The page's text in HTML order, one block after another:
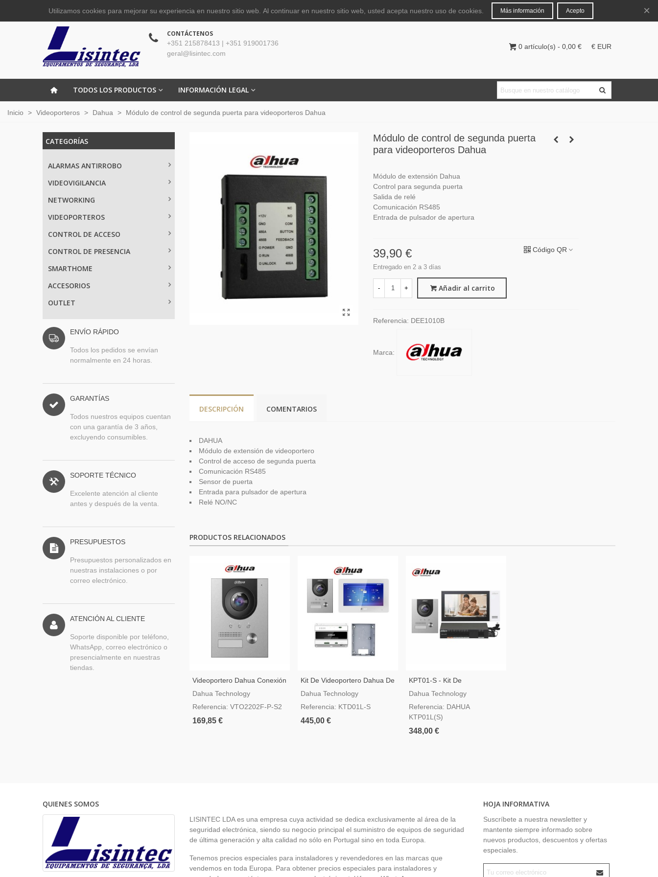
Español Iniciar sesión
CONTÁCTENOS
+351 215878413 | +351 919001736
geral@lisintec.com
0 artículo(s) - 0,00 € € EUR
TODOS LOS PRODUCTOS INFORMACIÓN LEGAL
Inicio > Videoporteros > Dahua > Módulo de control de segunda puerta para videoporteros Dahua
CATEGORÍAS
ALARMAS ANTIRROBO
VIDEOVIGILANCIA
NETWORKING
VIDEOPORTEROS
CONTROL DE ACCESO
CONTROL DE PRESENCIA
SMARTHOME
ACCESORIOS
OUTLET
ENVÍO RÁPIDO
Todos los pedidos se envían
normalmente en 24 horas.
GARANTÍAS
Todos nuestros equipos cuentan
con una garantía de 3 años,
excluyendo consumibles.
SOPORTE TÉCNICO
Excelente atención al cliente
antes y después de la venta.
PRESUPUESTOS
Presupuestos personalizados en
nuestras instalaciones o por
correo electrónico.
ATENCIÓN AL CLIENTE
Soporte disponible por teléfono,
WhatsApp, correo electrónico o
presencialmente en nuestras
tiendas.
Módulo de control de segunda puerta
para videoporteros Dahua
Módulo de extensión Dahua
Control para segunda puerta
Salida de relé
Comunicación RS485
Entrada de pulsador de apertura
39,90 €
Entregado en 2 a 3 días
Código QR
- + Añadir al carrito
Referencia: DEE1010B
Marca:
DESCRIPCIÓN COMENTARIOS
DAHUA
Módulo de extensión de videoportero
Control de acceso de segunda puerta
Comunicación RS485
Sensor de puerta
Entrada para pulsador de apertura
Relé NO/NC
PRODUCTOS RELACIONADOS
Videoportero Dahua Conexión
A Dos Hilos O IP
Dahua Technology
Referencia: VTO2202F-P-S2
169,85 €
Kit De Videoportero Dahua De
Dos Hilos Con Caja De
Dahua Technology
Referencia: KTD01L-S
445,00 €
KPT01-S - Kit De
Videoportero IP Y SIP Dahua
Dahua Technology
Referencia: DAHUA
KTP01L(S)
348,00 €
QUIENES SOMOS
LISINTEC LDA es una empresa cuya actividad se dedica exclusivamente al área de la
seguridad electrónica, siendo su negocio principal el suministro de equipos de seguridad
de última generación y alta calidad no sólo en Portugal sino en toda Europa.
Tenemos precios especiales para instaladores y revendedores en las marcas que
vendemos en toda Europa. Para obtener precios especiales para instaladores y
HOJA INFORMATIVA
Suscríbete a nuestra newsletter y
mantente siempre informado sobre
nuevos productos, descuentos y ofertas
especiales.
Utilizamos cookies para mejorar su experiencia en nuestro sitio web. Al continuar en nuestro sitio web, usted acepta nuestro uso de cookies. Más información Acepto ×